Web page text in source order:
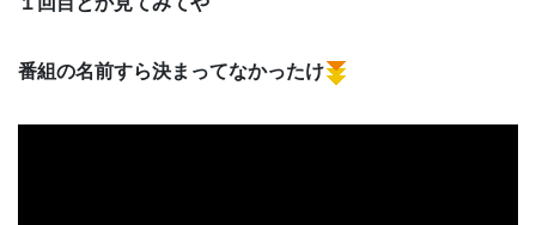
番組の名前すら決まってなかったけ